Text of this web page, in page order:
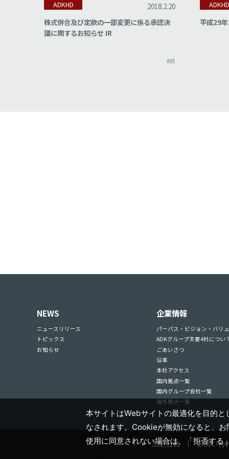
ADKHD
2018.2.20
株式併合及び定款の一部変更に係る承認決
議に関するお知らせ IR
#IR
ADKHD
平成29
NEWS
ニュースリリース
トピックス
お知らせ
企業情報
パーパス・ビジョン・バリ
ADKグループ主要4社につい
ごあいさつ
沿革
本社アクセス
国内拠点一覧
国内グループ会社一覧
海外拠点一覧
法定公告 お問い合
本サイトはWebサイトの最適化を目的
なされます。Cookieが無効になると、
使用に同意されない場合は、「拒否す